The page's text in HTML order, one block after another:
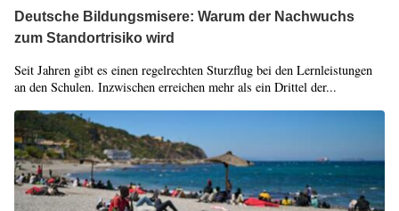
Deutsche Bildungsmisere: Warum der Nachwuchs
zum Standortrisiko wird
Seit Jahren gibt es einen regelrechten Sturzflug bei den Lernleistungen
an den Schulen. Inzwischen erreichen mehr als ein Drittel der...